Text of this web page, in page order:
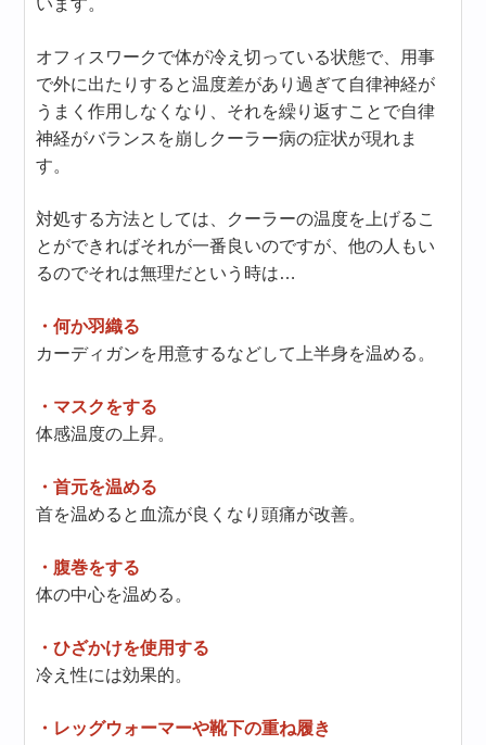
います。
オフィスワークで体が冷え切っている状態で、用事
で外に出たりすると温度差があり過ぎて自律神経が
うまく作用しなくなり、それを繰り返すことで自律
神経がバランスを崩しクーラー病の症状が現れま
す。
対処する方法としては、クーラーの温度を上げるこ
とができればそれが一番良いのですが、他の人もい
るのでそれは無理だという時は…
・何か羽織る
カーディガンを用意するなどして上半身を温める。
・マスクをする
体感温度の上昇。
・首元を温める
首を温めると血流が良くなり頭痛が改善。
・腹巻をする
体の中心を温める。
・ひざかけを使用する
冷え性には効果的。
・レッグウォーマーや靴下の重ね履き